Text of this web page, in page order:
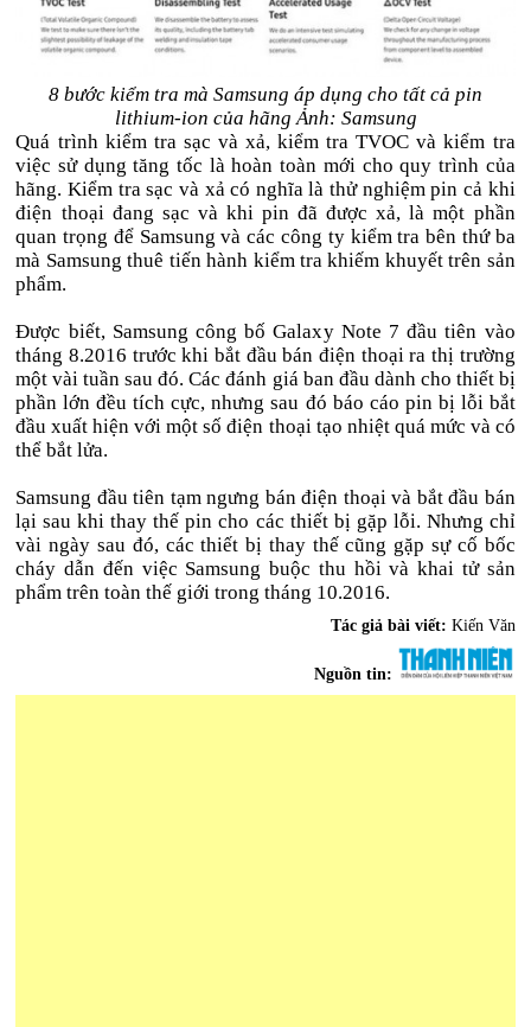
8 bước kiểm tra mà Samsung áp dụng cho tất cả pin
lithium-ion của hãng Ảnh: Samsung
Quá trình kiểm tra sạc và xả, kiểm tra TVOC và kiểm tra
việc sử dụng tăng tốc là hoàn toàn mới cho quy trình của
hãng. Kiểm tra sạc và xả có nghĩa là thử nghiệm pin cả khi
điện thoại đang sạc và khi pin đã được xả, là một phần
quan trọng để Samsung và các công ty kiểm tra bên thứ ba
mà Samsung thuê tiến hành kiểm tra khiếm khuyết trên sản
phẩm.
Được biết, Samsung công bố Galaxy Note 7 đầu tiên vào
tháng 8.2016 trước khi bắt đầu bán điện thoại ra thị trường
một vài tuần sau đó. Các đánh giá ban đầu dành cho thiết bị
phần lớn đều tích cực, nhưng sau đó báo cáo pin bị lỗi bắt
đầu xuất hiện với một số điện thoại tạo nhiệt quá mức và có
thể bắt lửa.
Samsung đầu tiên tạm ngưng bán điện thoại và bắt đầu bán
lại sau khi thay thế pin cho các thiết bị gặp lỗi. Nhưng chỉ
vài ngày sau đó, các thiết bị thay thế cũng gặp sự cố bốc
cháy dẫn đến việc Samsung buộc thu hồi và khai tử sản
phẩm trên toàn thế giới trong tháng 10.2016.
Tác giả bài viết: Kiến Văn
Nguồn tin: